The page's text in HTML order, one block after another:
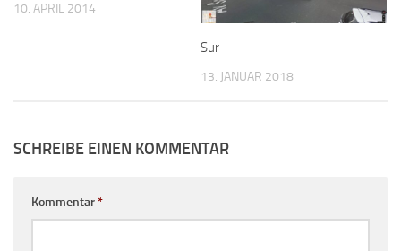
10. APRIL 2014
Sur
13. JANUAR 2018
SCHREIBE EINEN KOMMENTAR
Kommentar*